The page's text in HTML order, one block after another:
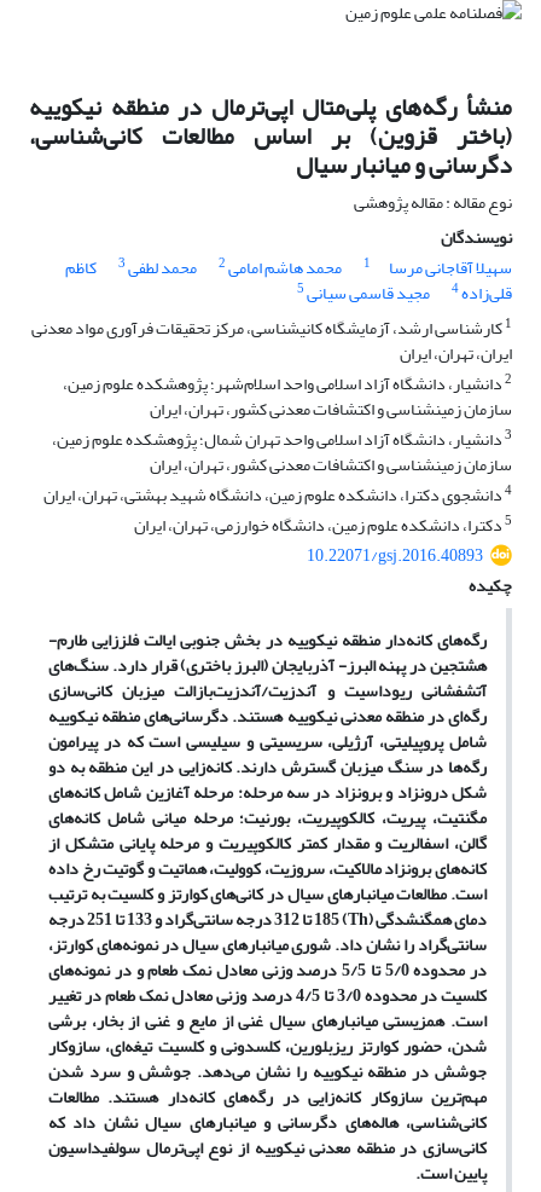
منشأ رگه‌های پلی‌متال اپی‌ترمال در منطقه نیکوییه
(باختر قزوین) بر اساس مطالعات کانی‌شناسی،
دگرسانی و میانبار سیال
نوع مقاله : مقاله پژوهشی
نویسندگان
سهیلا آقاجانی مرسا
1 محمد هاشم امامی2 محمد لطفی3 کاظم
قلی‌زاده4 مجید قاسمی سیانی5
1
کارشناسی ارشد، آزمایشگاه کانی‎شناسی، مرکز تحقیقات فرآوری مواد معدنی
ایران، تهران، ایران
2دانشیار، دانشگاه آزاد اسلامی واحد اسلام‌شهر؛ پژوهشکده علوم زمین،
سازمان زمین‏شناسی و اکتشافات معدنی کشور، تهران، ایران
3دانشیار، دانشگاه آزاد اسلامی واحد تهران شمال؛ پژوهشکده علوم زمین،
سازمان زمین‎شناسی و اکتشافات معدنی کشور، تهران، ایران
4دانشجوی دکترا، دانشکده علوم زمین، دانشگاه شهید بهشتی، تهران، ایران
5دکترا، دانشکده علوم زمین، دانشگاه خوارزمی، تهران، ایران
10.22071/gsj.2016.40893
چکیده
رگه‌های کانه‌دار منطقه نیکوییه در بخش جنوبی ایالت فلززایی طارم-
هشتجین در پهنه البرز- آذربایجان (البرز ‌باختری) قرار دارد. سنگ‌های
آتشفشانی ریوداسیت و آندزیت/آندزیت‌بازالت میزبان کانی‌سازی
رگه‌ای در منطقه معدنی نیکوییه هستند. دگرسانی‌های منطقه نیکوییه
شامل پروپیلیتی، آرژیلی، سریسیتی و سیلیسی است که در پیرامون
رگه‌ها در سنگ میزبان گسترش دارند. کانه‌زایی در این منطقه به دو
شکل درونزاد و برونزاد در سه مرحله: مرحله آغازین شامل کانه‌های
مگنتیت، پیریت، کالکوپیریت، بورنیت؛ مرحله میانی شامل کانه‌های
گالن، اسفالریت و مقدار کمتر کالکوپیریت و مرحله پایانی متشکل از
کانه‌های برونزاد مالاکیت، سروزیت، کوولیت، هماتیت و گوتیت رخ داده
است. مطالعات میانبارهای سیال در کانی‌های کوارتز و کلسیت به‌ ترتیب
دمای همگن‎شدگی (Th) 185 تا 312 درجه سانتی‌گراد و 133 تا 251 درجه
سانتی‌گراد را نشان داد. شوری میانبارهای سیال در نمونه‌های کوارتز،
در محدوده 5/0 تا 5/5 درصد وزنی معادل نمک طعام و در نمونه‌های
کلسیت در محدوده 3/0 تا 4/5 درصد وزنی معادل نمک طعام در تغییر
است. همزیستی میانبارهای سیال غنی از مایع و غنی از بخار، برشی
‌شدن، حضور کوارتز ریزبلورین، کلسدونی و کلسیت تیغه‌ای، سازوکار
جوشش در منطقه نیکوییه را نشان می‌دهد. جوشش و سرد شدن
مهم‌ترین سازوکار کانه‌زایی در رگه‌های کانه‌دار هستند. مطالعات
کانی‌شناسی، هاله‌های دگرسانی و میانبارهای سیال نشان داد که
کانی‌سازی در منطقه معدنی نیکوییه از نوع اپی‌ترمال سولفیداسیون
پایین است.